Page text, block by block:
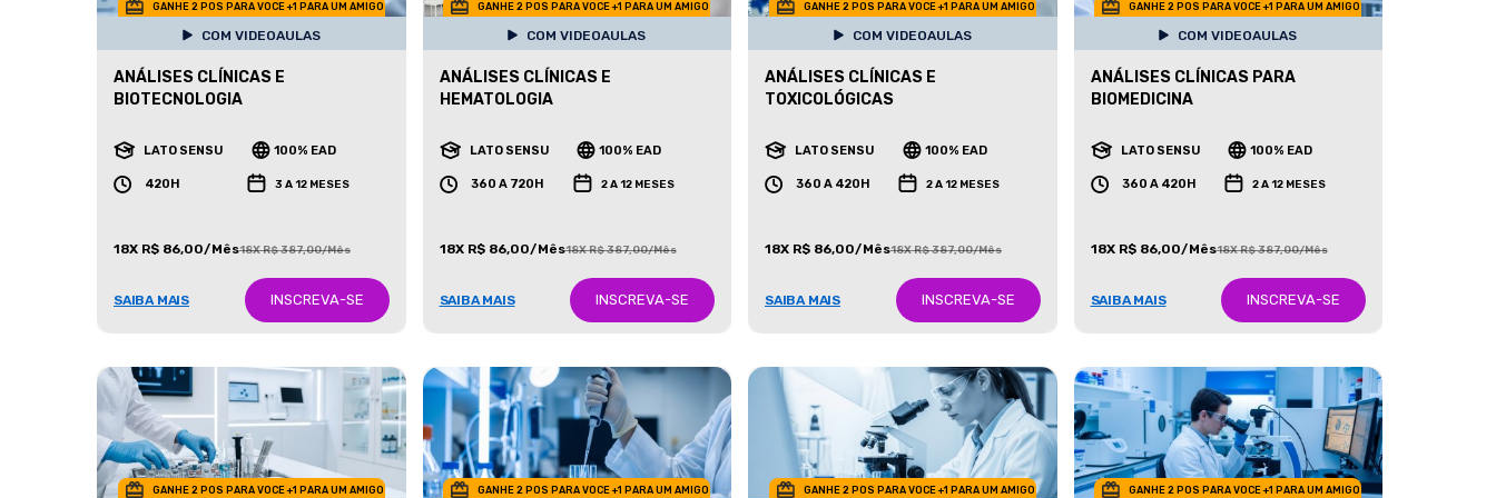
GANHE 2 POS PARA VOCE +1 PARA UM AMIGO
COM VIDEOAULAS
ANÁLISES CLÍNICAS E
BIOTECNOLOGIA
LATO SENSU 100% EAD
420H 3 A 12 MESES
18X R$ 86,00/Mês18X R$ 387,00/Mês
SAIBA MAIS INSCREVA-SE
GANHE 2 POS PARA VOCE +1 PARA UM AMIGO
COM VIDEOAULAS
ANÁLISES CLÍNICAS E
HEMATOLOGIA
LATO SENSU 100% EAD
360 A 720H 2 A 12 MESES
18X R$ 86,00/Mês18X R$ 387,00/Mês
SAIBA MAIS INSCREVA-SE
GANHE 2 POS PARA VOCE +1 PARA UM AMIGO
COM VIDEOAULAS
ANÁLISES CLÍNICAS E
TOXICOLÓGICAS
LATO SENSU 100% EAD
360 A 420H 2 A 12 MESES
18X R$ 86,00/Mês18X R$ 387,00/Mês
SAIBA MAIS INSCREVA-SE
GANHE 2 POS PARA VOCE +1 PARA UM AMIGO
COM VIDEOAULAS
ANÁLISES CLÍNICAS PARA
BIOMEDICINA
LATO SENSU 100% EAD
360 A 420H 2 A 12 MESES
18X R$ 86,00/Mês18X R$ 387,00/Mês
SAIBA MAIS INSCREVA-SE
GANHE 2 POS PARA VOCE +1 PARA UM AMIGO GANHE 2 POS PARA VOCE +1 PARA UM AMIGO GANHE 2 POS PARA VOCE +1 PARA UM AMIGO GANHE 2 POS PARA VOCE +1 PARA UM AMIGO